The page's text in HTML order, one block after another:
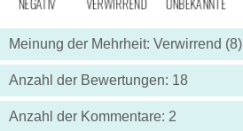
Meinung der Mehrheit: Verwirrend (8)
Anzahl der Bewertungen: 18
Anzahl der Kommentare: 2